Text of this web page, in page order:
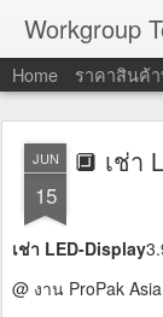
Workgroup
Home ราคาสินค้า
JUN
15
🔲 เช่า
เช่า LED-Display
@ งาน ProPak